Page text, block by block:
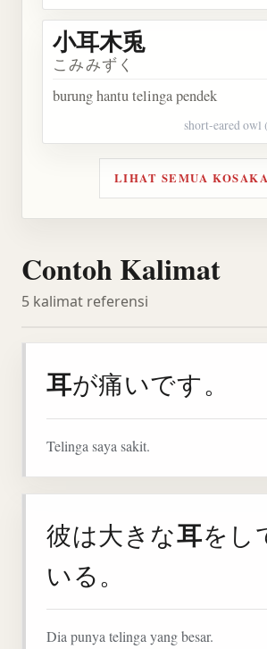
小耳木兎
こみみずく
burung hantu telinga pendek
short-eared owl
LIHAT SEMUA
Contoh Kalimat
5 kalimat referensi
耳が痛いです。
Telinga saya sakit.
彼は大きな耳をし
いる。
Dia punya telinga yang besar.